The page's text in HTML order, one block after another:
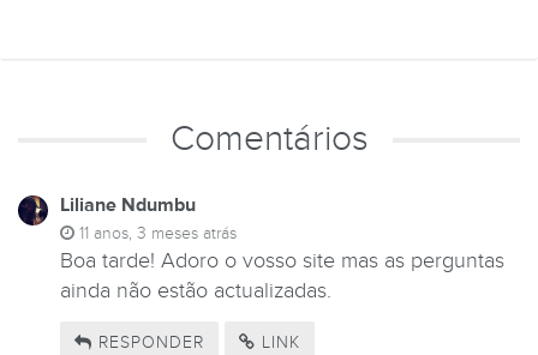
Comentários
Liliane Ndumbu
11 anos, 3 meses atrás
Boa tarde! Adoro o vosso site mas as perguntas
ainda não estão actualizadas.
RESPONDER LINK